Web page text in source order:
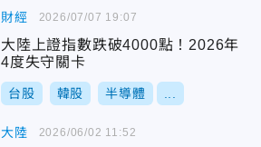
財經
大陸上證指數跌破4000點！2026年
4度失守關卡
台股 韓股 半導體
2026/07/07 19:07
大陸 2026/06/02 11:52